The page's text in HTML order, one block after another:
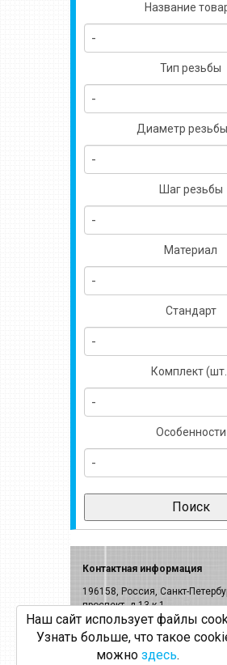
Название
Тип резьбы
Диаметр
Шаг резьбы
Материал
Стандарт
Комплект
Особенности
Контактная информация
196158, Россия, Санкт-
проспект, д.13 к.1
E-mail:info@volkel.ru
Санкт-Петербург:
Москва: +7(499)703-23-53
Наш сайт использует файлы
Узнать больше, что такое
можно здесь.